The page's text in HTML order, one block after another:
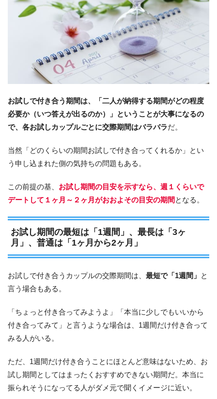
お試しで付き合う期間は、「二人が納得する期間がどの程度
必要か（いつ答えが出るのか）」ということが大事になるの
で、各お試しカップルごとに交際期間はバラバラだ。
当然「どのくらいの期間お試しで付き合ってくれるか」とい
う申し込まれた側の気持ちの問題もある。
この前提の基、 お試し期間の目安を示すなら、週１くらいで
デートして１ヶ月～２ヶ月がおおよその目安の期間 となる。
お試し期間の最短は「1週間」、最長は「3ヶ
月」、普通は「1ヶ月から2ヶ月」
お試しで付き合うカップルの交際期間は、 最短で「1週間」 と
言う場合もある。
「ちょっと付き合ってみようよ」「本当に少しでもいいから
付き合ってみて」と言うような場合は、1週間だけ付き合って
みる人がいる。
ただ、1週間だけ付き合うことにほとんど意味はないため、お
試し期間としてはまったくおすすめできない期間だ。本当に
振られそうになってる人がダメ元で聞くイメージに近い。